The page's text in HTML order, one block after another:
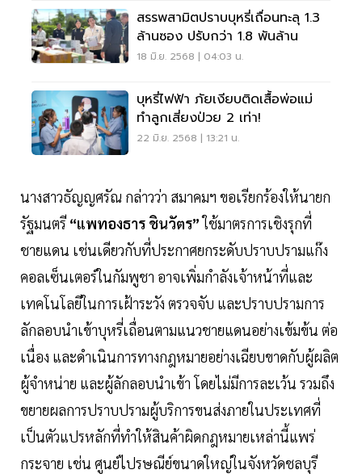
สรรพสามิตปราบบุหรี่เถื่อนทะลุ 1.3
ล้านซอง ปรับกว่า 1.8 พันล้าน
18 มิ.ย. 2568 | 04:03 น.
บุหรี่ไฟฟ้า ภัยเงียบติดเสื้อพ่อแม่
ทำลูกเสี่ยงป่วย 2 เท่า!
22 มิ.ย. 2568 | 13:21 น.
นางสาวธัญญศรัณ กล่าวว่า สมาคมฯ ขอเรียกร้องให้นายก
รัฐมนตรี “แพทองธาร ชินวัตร”ใช้มาตรการเชิงรุกที่
ชายแดน เช่นเดียวกับที่ประกาศยกระดับปราบปรามแก๊ง
คอลเซ็นเตอร์ในกัมพูชา อาจเพิ่มกำลังเจ้าหน้าที่และ
เทคโนโลยีในการเฝ้าระวัง ตรวจจับ และปราบปรามการ
ลักลอบนำเข้าบุหรี่เถื่อนตามแนวชายแดนอย่างเข้มข้น ต่อ
เนื่อง และดำเนินการทางกฎหมายอย่างเฉียบขาดกับผู้ผลิต
ผู้จำหน่าย และผู้ลักลอบนำเข้า โดยไม่มีการละเว้น รวมถึง
ขยายผลการปราบปรามผู้บริการขนส่งภายในประเทศที่
เป็นตัวแปรหลักที่ทำให้สินค้าผิดกฎหมายเหล่านี้แพร่
กระจาย เช่น ศูนย์ไปรษณีย์ขนาดใหญ่ในจังหวัดชลบุรี